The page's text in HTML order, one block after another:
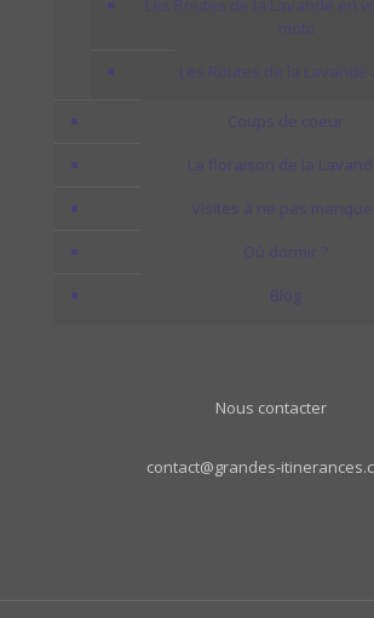
Les Routes de la Lavande en
moto
Les Routes de la Lavande
Coups de coeur
La floraison de la
Visites à ne pas
Où dormir ?
Blog
Nous contacter
contact@grandes-